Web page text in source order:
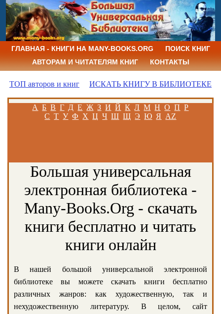
ГЛАВНАЯ - КНИГИ НА MANY-BOOKS.ORG
ПОИСК КНИГ
АВТОРАМ И ЧИТАТЕЛЯМ КНИГ
КОНТАКТЫ
ТОП авторов и книг ИСКАТЬ КНИГУ В БИБЛИОТЕКЕ
А Б В Г Д Е Ж З И Й К Л М Н О П Р
С Т У Ф Х Ц Ч Ш Щ Э Ю Я AZ
Большая универсальная
электронная библиотека -
Many-Books.Org - скачать
книги бесплатно и читать
книги онлайн
В нашей большой универсальной электронной
библиотеке вы можете скачать книги бесплатно
различных жанров: как художественную, так и
нехудожественную литературу. В целом, сайт